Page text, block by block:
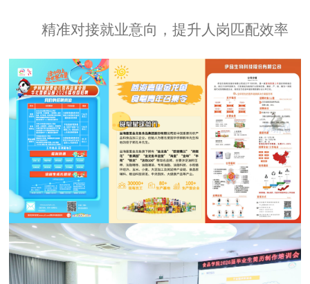
精准对接就业意向，提升人岗匹配效率